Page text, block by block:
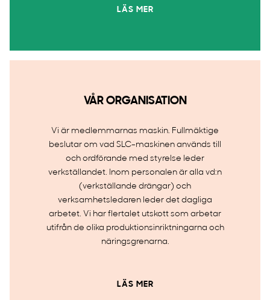
LÄS MER
VÅR ORGANISATION
Vi är medlemmarnas maskin. Fullmäktige
beslutar om vad SLC-maskinen används till
och ordförande med styrelse leder
verkställandet. Inom personalen är alla vd:n
(verkställande drängar) och
verksamhetsledaren leder det dagliga
arbetet. Vi har flertalet utskott som arbetar
utifrån de olika produktionsinriktningarna och
näringsgrenarna.
LÄS MER